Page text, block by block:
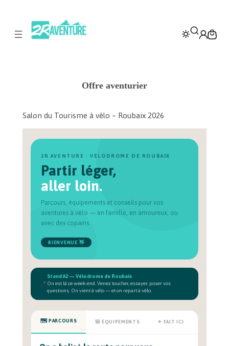
contenu
Offre aventurier
Salon du Tourisme à vélo – Roubaix 2026